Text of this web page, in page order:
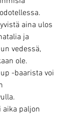
aina ulos
ja
vedessä,
ole.
-baarista voi
aika paljon